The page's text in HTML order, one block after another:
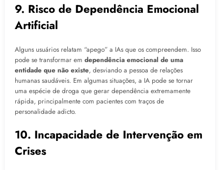
9. Risco de Dependência Emocional
Artificial
Alguns usuários relatam “apego” a IAs que os compreendem. Isso
pode se transformar em dependência emocional de uma
entidade que não existe, desviando a pessoa de relações
humanas saudáveis. Em algumas situações, a IA pode se tornar
uma espécie de droga que gerar dependência extremamente
rápida, principalmente com pacientes com traços de
personalidade adicto.
10. Incapacidade de Intervenção em
Crises